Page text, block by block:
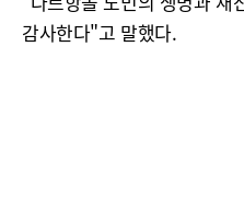
감사한다"고 말했다.